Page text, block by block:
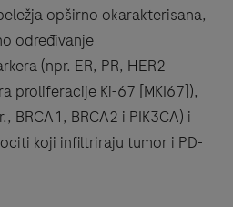
opširno okarakterisana,
određivanje
(npr. ER, PR, HER2
proliferacije Ki-67 [MKI67]),
BRCA1, BRCA2 i PIK3CA) i
koji infiltriraju tumor i PD-